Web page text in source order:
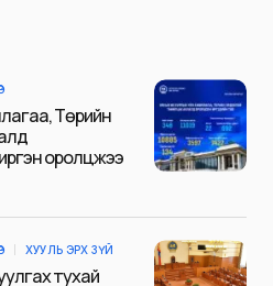
*гэж
Төрийн
оролцжээ
ХУУЛЬ ЭРХ ЗҮЙ
тухай